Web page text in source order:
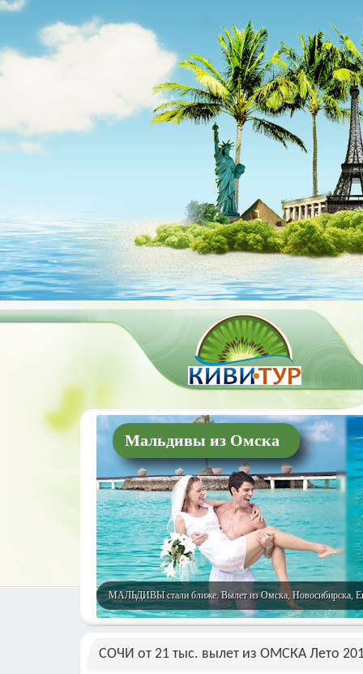
Мальдивы из Омска
МАЛЬДИВЫ стали ближе. Вылет из Омска, Новосибирска,
СОЧИ от 21 тыс. вылет из ОМСКА Лето